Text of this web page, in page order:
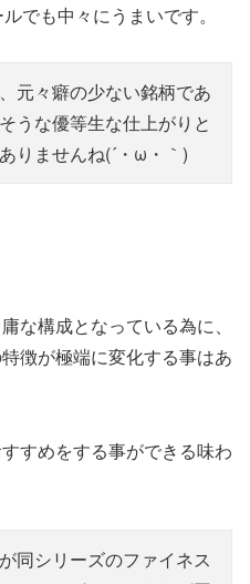
でも中々にうまいです。
元々癖の少ない銘柄であ
うな優等生な仕上がりと
りませんね(´・ω・｀)
な構成となっている為に、
徴が極端に変化する事はあ
すめをする事ができる味わ
同シリーズのファイネス